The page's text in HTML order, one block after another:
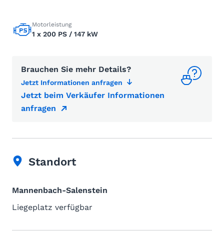
Motorleistung
1 x 200 PS / 147 kW
Brauchen Sie mehr Details?
Jetzt Informationen anfragen
Jetzt beim Verkäufer Informationen
anfragen
Standort
Mannenbach-Salenstein
Liegeplatz verfügbar